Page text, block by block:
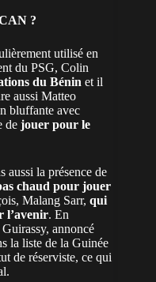
?
utilisé en
du PSG, Colin
du Bénin et il
aussi Matteo
bluffante avec
de jouer pour le
aussi la présence de
chaud pour jouer
Malang Sarr, qui
l’avenir. En
annoncé
la liste de la Guinée
de réserviste, ce qui